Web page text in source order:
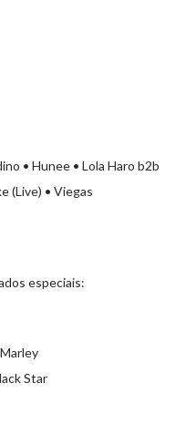
• Hunee • Lola Haro b2b
(Live) • Viegas
especiais:
Star